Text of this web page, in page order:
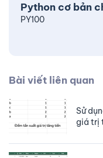
Python cơ bản
PY100
Bài viết liên quan
Sử
giá trị